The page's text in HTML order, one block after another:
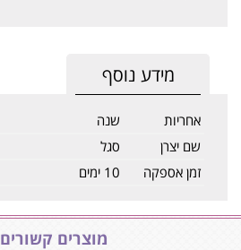
מידע נוסף
אחריות
שנה
שם יצרן
סגל
זמן אספקה
10 ימים
מוצרים קשורים